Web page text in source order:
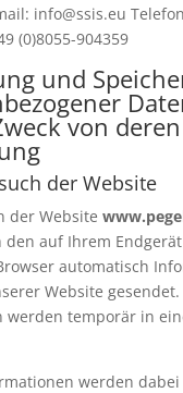
info@ssis.eu
(0)8055-904359
und
von deren
der Website
der Website
auf Ihrem
automatisch
Website gesendet.
werden temporär in
werden